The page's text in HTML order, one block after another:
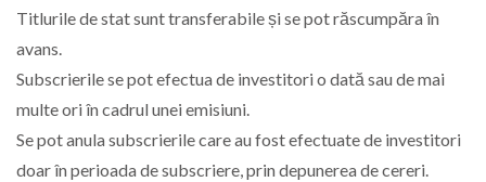
Titlurile de stat sunt transferabile și se pot răscumpăra în
avans.
Subscrierile se pot efectua de investitori o dată sau de mai
multe ori în cadrul unei emisiuni.
Se pot anula subscrierile care au fost efectuate de investitori
doar în perioada de subscriere, prin depunerea de cereri.